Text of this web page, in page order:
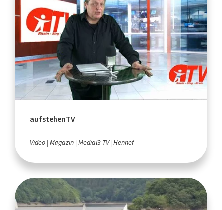
aufstehenTV
Video Magazin Medial3-TV Hennef